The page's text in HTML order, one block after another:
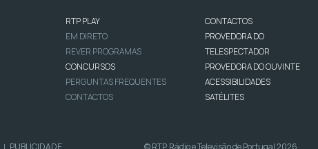
RTP PLAY
EM DIRETO
REVER PROGRAMAS
CONCURSOS
PERGUNTAS FREQUENTES
CONTACTOS
CONTACTOS
PROVEDORA DO
TELESPECTADOR
PROVEDORA DO OUVINTE
ACESSIBILIDADES
SATÉLITES
| PUBLICIDADE © RTP, Rádio e Televisão de Portugal 2026